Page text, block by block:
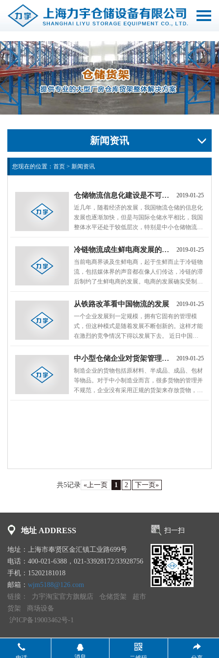
切
航
新闻资讯
您现在的位置： 首页 > 新闻资讯
仓储物流信息化建设是不可缺少的重要环节
2019-01-25
近几年，随着经济的发展，我国物流仓储的信息化
发展也逐渐加快，但是与国际仓储水平相比，我国
整体水平还处于较低层次，特别是中小仓储物流企
流企业中广泛使用的条码技术、RPID、GPS/GIS等
冷链物流成生鲜电商发展的一大阻力
2019-01-25
当前电商界谈及生鲜电商，起于生鲜而止于冷链物
流，包括媒体界的声音都在像人们传达，冷链的滞
后制约了生鲜电商的发展。电商的发展确实受制于
储呢？除了业内人士，很少有人在遇到冷链这个思
从铁路改革看中国物流的发展
2019-01-25
一个企业发展到一定规模，拥有它固有的管理模
式，但这种模式是随着发展不断创新的。这样才能
在激烈的竞争情况下得以发展下去。 近日中国铁
全面推行。改革将从根本上改进铁路货运服务，并
中小型仓储企业对货架管理的研究
2019-01-25
制造企业的货物包括原材料、半成品、成品、包材
等物品。对于中小制造业而言，很多货物的管理并
不规范，企业没有采用正规的货架来存放货物，货
共5记录 «上一页 1 2 下一页»
地址 ADDRESS
地址：上海市奉贤区金汇镇工业路699号
电话：400-021-6388，021-33928172/33928756
手机：15202181018
邮箱： wjm5188@126.com
链接：
力宇淘宝官方旗舰店 仓储货架
超市
货架
商场设备
沪ICP备19003462号-1
扫一扫